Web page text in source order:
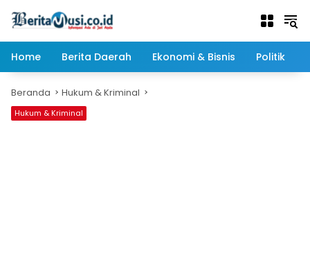
Home
Berita Daerah Ekonomi & Bisnis Politik
Beranda Hukum & Kriminal
Hukum & Kriminal